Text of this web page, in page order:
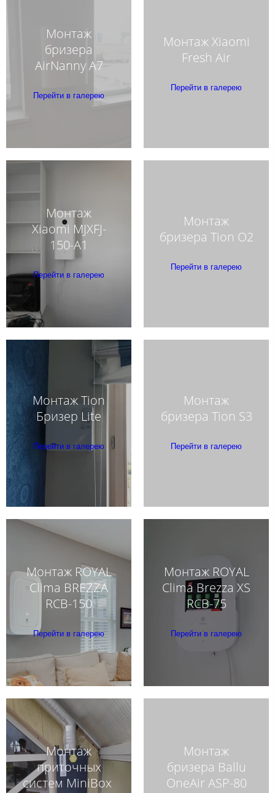
Монтаж
бризера
AirNanny A7
Перейти в галерею
Монтаж Xiaomi
Fresh Air
Перейти в галерею
Монтаж
Xiaomi MJXFJ-
150-A1
Перейти в галерею
Монтаж
бризера Tion O2
Перейти в галерею
Монтаж Tion
Бризер Lite
Перейти в галерею
Монтаж
бризера Tion S3
Перейти в галерею
Монтаж ROYAL
Clima BREZZA
RCB-150
Перейти в галерею
Монтаж ROYAL
Clima Brezza XS
RCB-75
Перейти в галерею
Монтаж
приточных
систем MiniBox
Монтаж
бризера Ballu
OneAir ASP-80